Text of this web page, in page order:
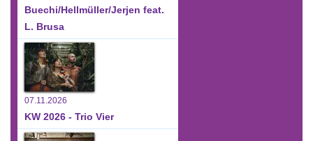
Buechi/Hellmüller/Jerjen feat.
L. Brusa
07.11.2026
KW 2026 - Trio Vier